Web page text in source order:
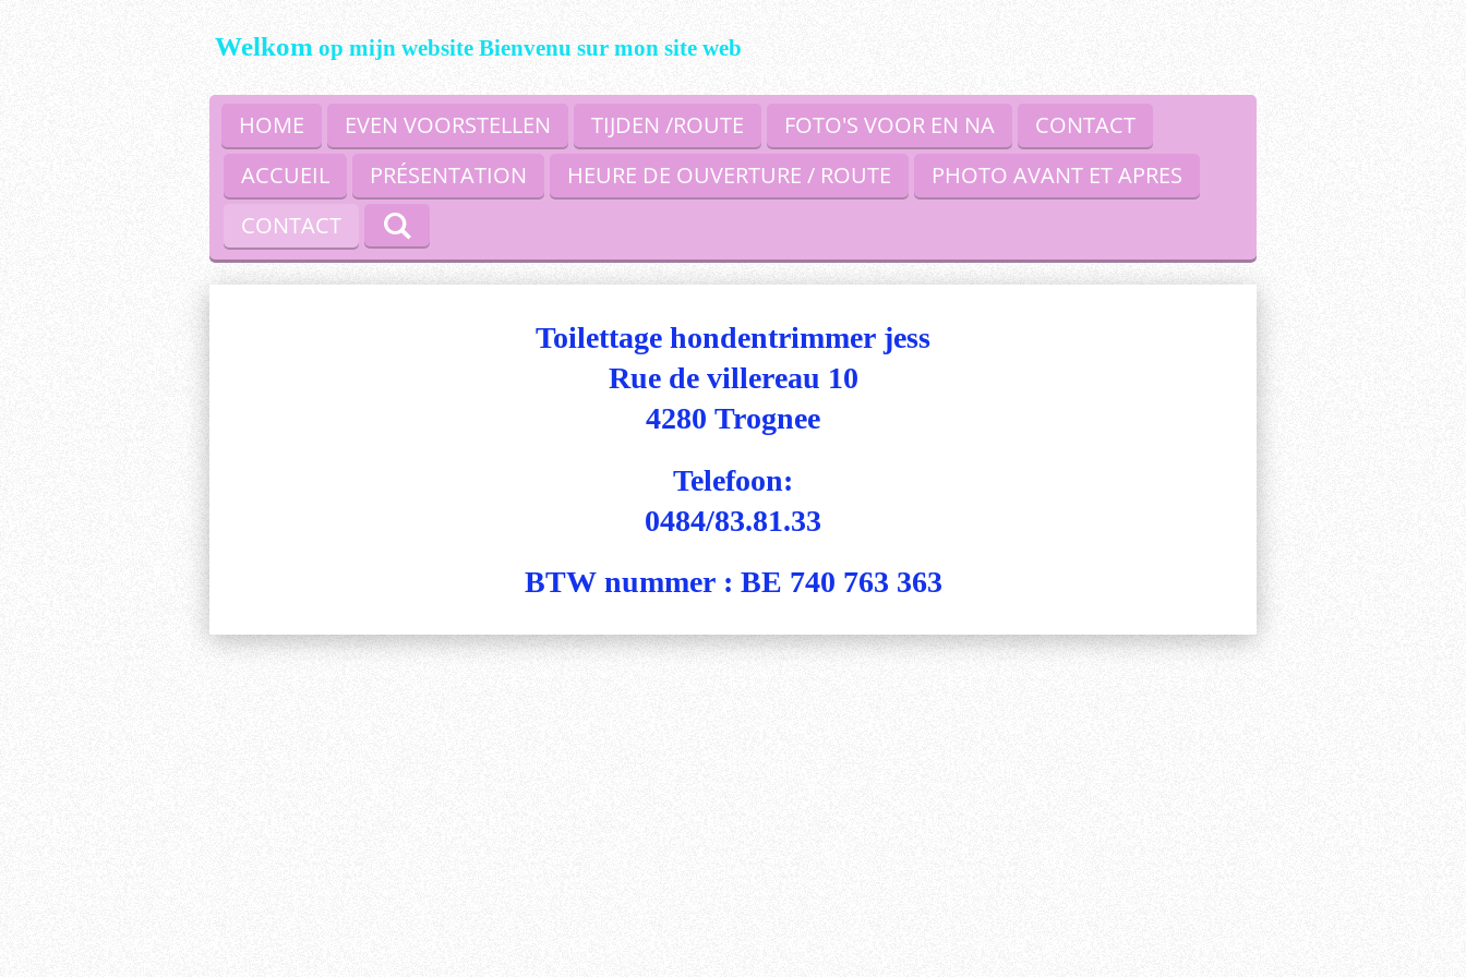
Welkom op mijn website Bienvenu sur mon site web
HOME EVEN VOORSTELLEN TIJDEN /ROUTE FOTO'S VOOR EN NA
CONTACT
ACCUEIL
PRÉSENTATION HEURE DE OUVERTURE / ROUTE
PHOTO AVANT ET APRES
CONTACT
Toilettage hondentrimmer jess
Rue de villereau 10
4280 Trognee
Telefoon:
0484/83.81.33
BTW nummer : BE 740 763 363